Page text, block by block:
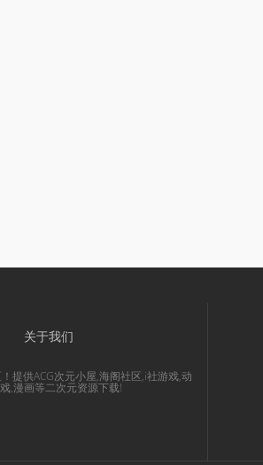
关于我们
提供ACG次元小屋,海阁社区,i社游戏,动
,漫画等二次元资源下载!